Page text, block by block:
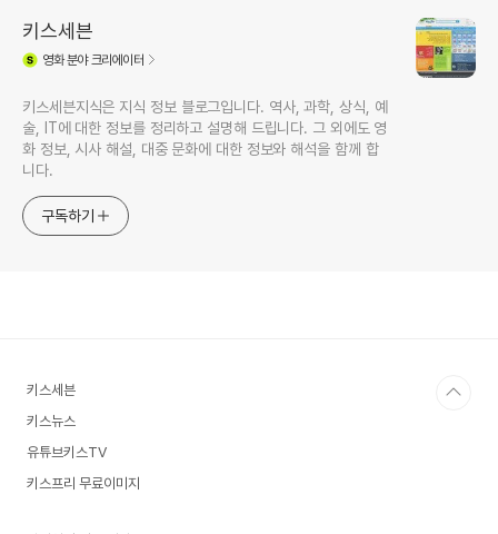
키스세븐
영화분야 크리에이터
키스세븐지식은 지식 정보 블로그입니다. 역사, 과학, 상식, 예
술, IT에 대한 정보를 정리하고 설명해 드립니다. 그 외에도 영
화 정보, 시사 해설, 대중 문화에 대한 정보와 해석을 함께 합
니다.
구독하기
키스세븐
키스뉴스
유튜브키스TV
키스프리 무료이미지